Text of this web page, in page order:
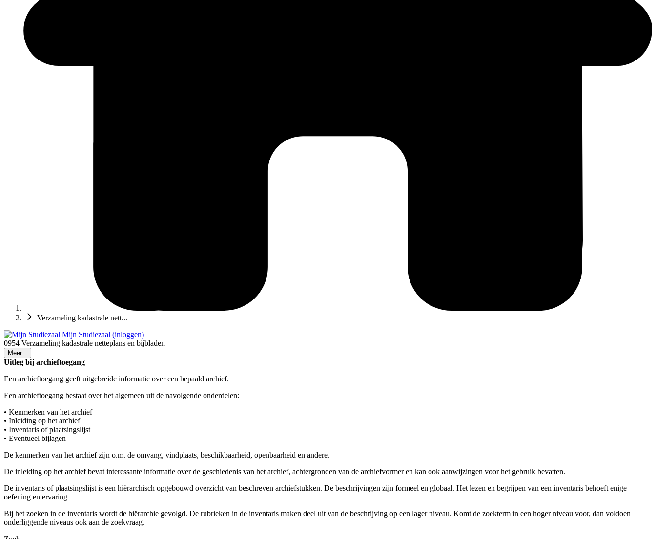
Verzameling kadastrale nett...
Mijn Studiezaal (inloggen)
0954 Verzameling kadastrale netteplans en bijbladen
Meer...
Uitleg bij archieftoegang
Een archieftoegang geeft uitgebreide informatie over een bepaald archief.
Een archieftoegang bestaat over het algemeen uit de navolgende onderdelen:
• Kenmerken van het archief
• Inleiding op het archief
• Inventaris of plaatsingslijst
• Eventueel bijlagen
De kenmerken van het archief zijn o.m. de omvang, vindplaats, beschikbaarheid, openbaarheid en andere.
De inleiding op het archief bevat interessante informatie over de geschiedenis van het archief, achtergronden van de archiefvormer en kan ook aanwijzingen voor het gebruik bevatten.
De inventaris of plaatsingslijst is een hiërarchisch opgebouwd overzicht van beschreven archiefstukken. De beschrijvingen zijn formeel en globaal. Het lezen en begrijpen van een inventaris behoeft enige
oefening en ervaring.
Bij het zoeken in de inventaris wordt de hiërarchie gevolgd. De rubrieken in de inventaris maken deel uit van de beschrijving op een lager niveau. Komt de zoekterm in een hoger niveau voor, dan voldoen
onderliggende niveaus ook aan de zoekvraag.